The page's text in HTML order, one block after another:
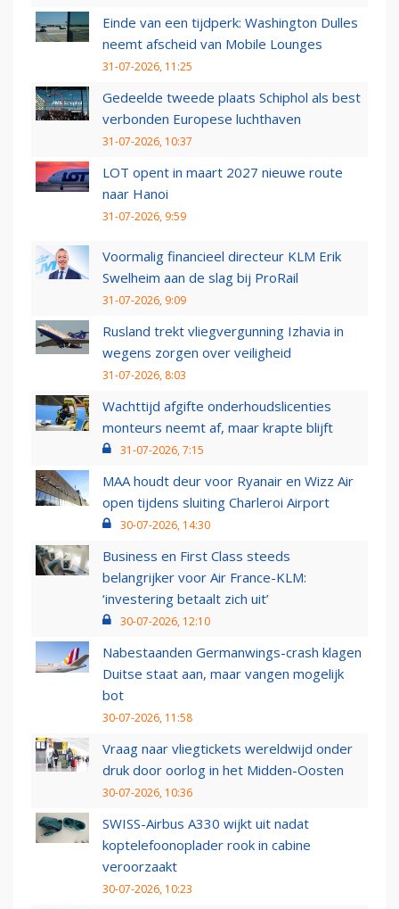
Einde van een tijdperk: Washington Dulles
neemt afscheid van Mobile Lounges
31-07-2026, 11:25
Gedeelde tweede plaats Schiphol als best
verbonden Europese luchthaven
31-07-2026, 10:37
LOT opent in maart 2027 nieuwe route
naar Hanoi
31-07-2026, 9:59
Voormalig financieel directeur KLM Erik
Swelheim aan de slag bij ProRail
31-07-2026, 9:09
Rusland trekt vliegvergunning Izhavia in
wegens zorgen over veiligheid
31-07-2026, 8:03
Wachttijd afgifte onderhoudslicenties
monteurs neemt af, maar krapte blijft
31-07-2026, 7:15
MAA houdt deur voor Ryanair en Wizz Air
open tijdens sluiting Charleroi Airport
30-07-2026, 14:30
Business en First Class steeds
belangrijker voor Air France-KLM:
‘investering betaalt zich uit’
30-07-2026, 12:10
Nabestaanden Germanwings-crash klagen
Duitse staat aan, maar vangen mogelijk
bot
30-07-2026, 11:58
Vraag naar vliegtickets wereldwijd onder
druk door oorlog in het Midden-Oosten
30-07-2026, 10:36
SWISS-Airbus A330 wijkt uit nadat
koptelefoonoplader rook in cabine
veroorzaakt
30-07-2026, 10:23